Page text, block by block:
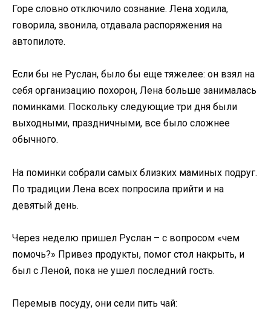
Горе словно отключило сознание. Лена ходила,
говорила, звонила, отдавала распоряжения на
автопилоте.
Если бы не Руслан, было бы еще тяжелее: он взял на
себя организацию похорон, Лена больше занималась
поминками. Поскольку следующие три дня были
выходными, праздничными, все было сложнее
обычного.
На поминки собрали самых близких маминых подруг.
По традиции Лена всех попросила прийти и на
девятый день.
Через неделю пришел Руслан – с вопросом «чем
помочь?» Привез продукты, помог стол накрыть, и
был с Леной, пока не ушел последний гость.
Перемыв посуду, они сели пить чай: